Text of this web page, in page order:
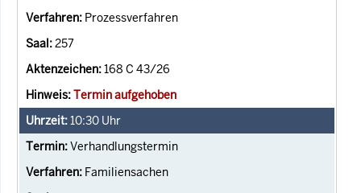
Prozessverfahren
257
168 C 43/26
Termin aufgehoben
10:30 Uhr
Verhandlungstermin
Familiensachen